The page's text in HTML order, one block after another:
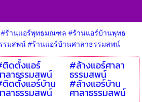
#ร้านแอร์พุทธมณฑล #ร้านแอร์บ้านพุทธ
รมสพน์ #ร้านแอร์บ้านศาลาธรรมสพน์
ดตั้งแอร์
ลาธรรมสพน์
ดตั้งแอร์บ้าน
ลาธรรมสพน์
#ล้างแอร์ศาลา
ธรรมสพน์
#ล้างแอร์บ้าน
ศาลาธรรมสพน์